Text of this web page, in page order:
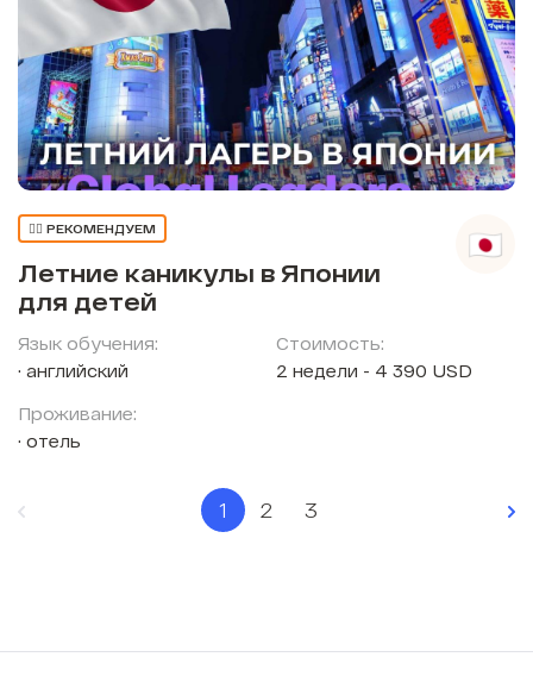
👍🏼 РЕКОМЕНДУЕМ
Летние каникулы в Японии
для детей
Язык обучения:
английский
Проживание:
отель
Стоимость:
2 недели - 4 390 USD
1 2 3